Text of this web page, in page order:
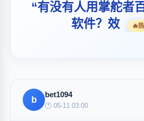
“有没有人用掌舵者
软件？效
🔥
b
bet1094
🕐 05-11 03:00